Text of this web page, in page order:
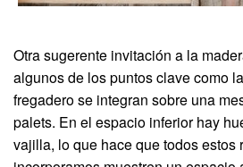
Otra sugerente invitación a la
algunos de los puntos clave como
fregadero se integran sobre una
palets. En el espacio inferior hay
vajilla, lo que hace que todos estos